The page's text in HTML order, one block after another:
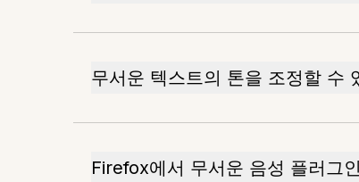
무서운 텍스트의 톤을 조정할 수
Firefox에서 무서운 음성 플러그